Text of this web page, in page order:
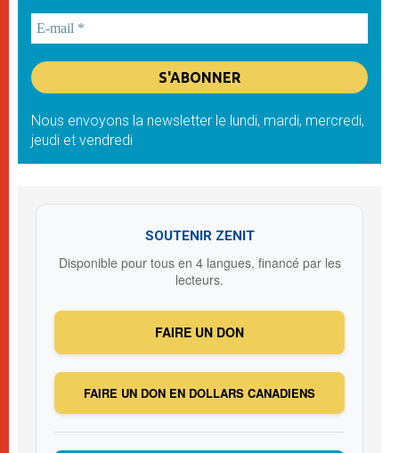
Nous envoyons la newsletter le lundi, mardi, mercredi,
jeudi et vendredi
SOUTENIR ZENIT
Disponible pour tous en 4 langues, financé par les
lecteurs.
FAIRE UN DON
FAIRE UN DON EN DOLLARS CANADIENS